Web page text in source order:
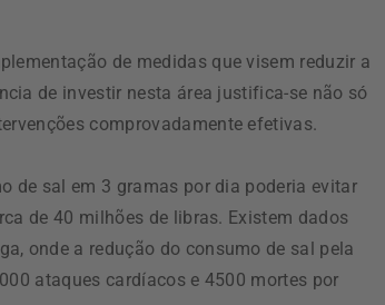
de medidas que visem reduzir a
de investir nesta área justifica-se não só
comprovadamente efetivas.
de sal em 3 gramas por dia poderia evitar
de 40 milhões de libras. Existem dados
onde a redução do consumo de sal pela
ataques cardíacos e 4500 mortes por